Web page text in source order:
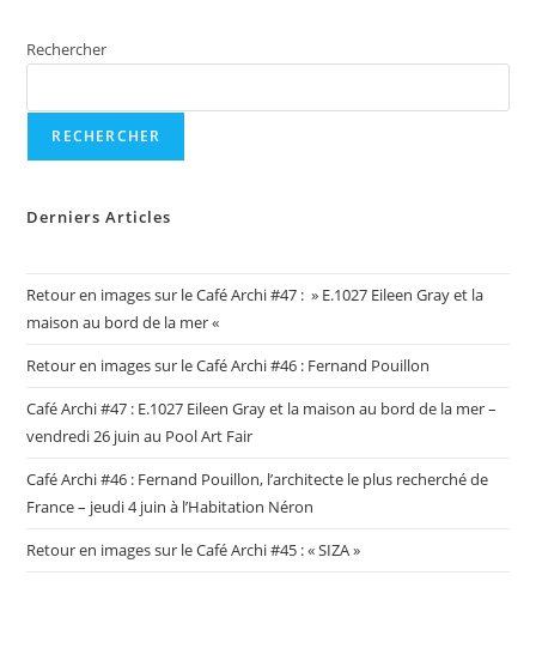
Rechercher
RECHERCHER
Derniers Articles
Retour en images sur le Café Archi #47 : » E.1027 Eileen Gray et la
maison au bord de la mer «
Retour en images sur le Café Archi #46 : Fernand Pouillon
Café Archi #47 : E.1027 Eileen Gray et la maison au bord de la mer –
vendredi 26 juin au Pool Art Fair
Café Archi #46 : Fernand Pouillon, l’architecte le plus recherché de
France – jeudi 4 juin à l’Habitation Néron
Retour en images sur le Café Archi #45 : « SIZA »